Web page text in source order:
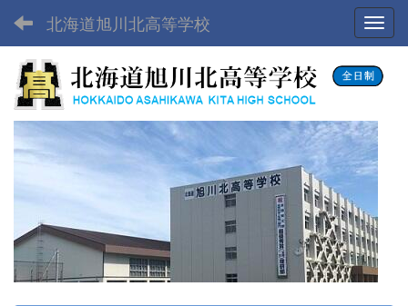
北海道旭川北高等学校